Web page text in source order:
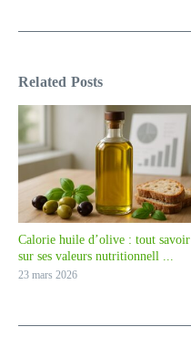
Related Posts
Calorie huile d’olive : tout savoir
sur ses valeurs nutritionnell ...
23 mars 2026